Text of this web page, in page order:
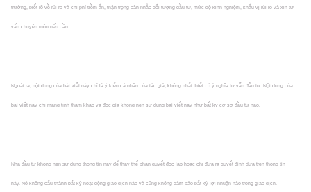
trường, biết rõ về rủi ro và chi phí tiềm ẩn, thận trọng cân nhắc đối tượng đầu tư, mức độ kinh nghiệm, khẩu vị rủi ro và xin tư
vấn chuyên môn nếu cần.
Ngoài ra, nội dung của bài viết này chỉ là ý kiến cá nhân của tác giả, không nhất thiết có ý nghĩa tư vấn đầu tư. Nội dung của
bài viết này chỉ mang tính tham khảo và độc giả không nên sử dụng bài viết này như bất kỳ cơ sở đầu tư nào.
Nhà đầu tư không nên sử dụng thông tin này để thay thế phán quyết độc lập hoặc chỉ đưa ra quyết định dựa trên thông tin
này. Nó không cấu thành bất kỳ hoạt động giao dịch nào và cũng không đảm bảo bất kỳ lợi nhuận nào trong giao dịch.